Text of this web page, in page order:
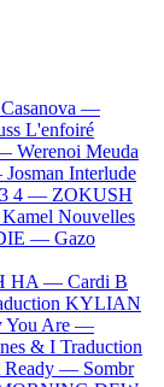
Casanova —
L'enfoiré
Werenoi Meuda
Josman Interlude
4 — ZOKUSH
Kamel Nouvelles
— Gazo
HA — Cardi B
KYLIAN
You Are —
& I Traduction
Ready — Sombr